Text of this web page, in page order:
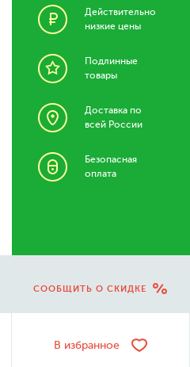
Действительно
низкие цены
Подлинные
товары
Доставка по
всей России
Безопасная
оплата
СООБЩИТЬ О СКИДКЕ
В избранное